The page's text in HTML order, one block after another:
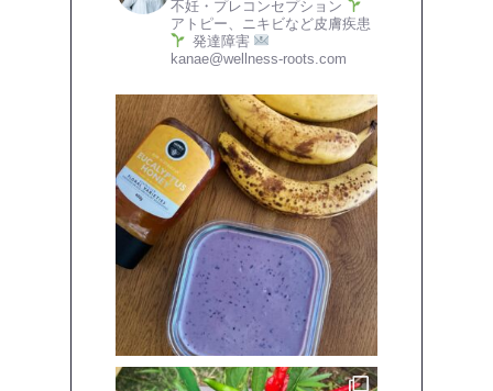
不妊・プレコンセプション
アトピー、ニキビなど皮膚疾患
発達障害
kanae@wellness-roots.com